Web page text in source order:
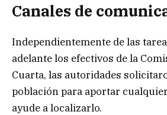
Canales de
Independientemente de las
adelante los efectivos de la
Cuarta, las autoridades
población para aportar
ayude a localizarlo.